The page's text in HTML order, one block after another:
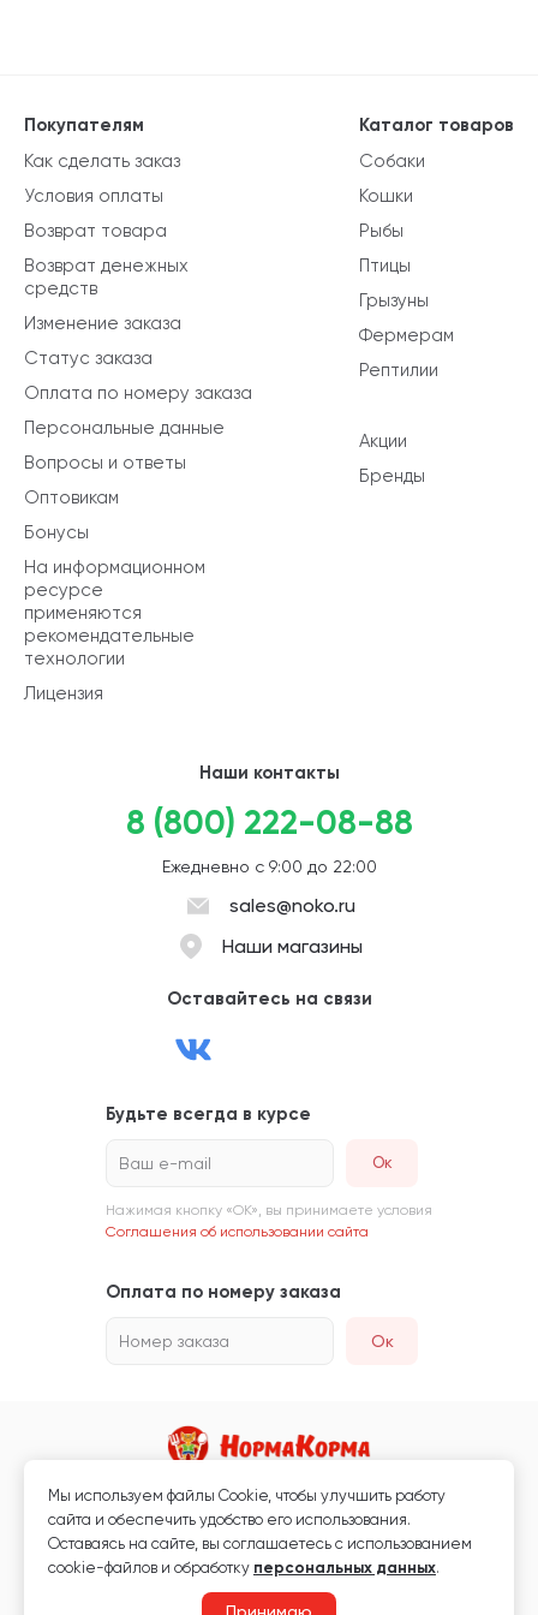
Каталог товаров
Собаки
Кошки
Рыбы
Птицы
Грызуны
Фермерам
Рептилии
Акции
Бренды
Покупателям
Как сделать заказ
Условия оплаты
Возврат товара
Возврат денежных
средств
Изменение заказа
Статус заказа
Оплата по номеру заказа
Персональные данные
Вопросы и ответы
Оптовикам
Бонусы
На информационном
ресурсе
применяются
рекомендательные
технологии
Лицензия
Наши контакты
8 (800) 222-08-88
Ежедневно с 9:00 до 22:00
sales@noko.ru
Наши магазины
Оставайтесь на связи
Будьте всегда в курсе
Ваш e-mail
Нажимая кнопку «ОК», вы принимаете условия
Соглашения об использовании сайта
Оплата по номеру заказа
Номер заказа Ок
Магазин кормов для животных и ветаптека
Любая информация, размещённая на сайте, не является публичной
офертой.
Мы используем файлы Сookie, чтобы улучшить работу
сайта и обеспечить удобство его использования.
Оставаясь на сайте, вы соглашаетесь с использованием
cookie-файлов и обработку персональных данных.